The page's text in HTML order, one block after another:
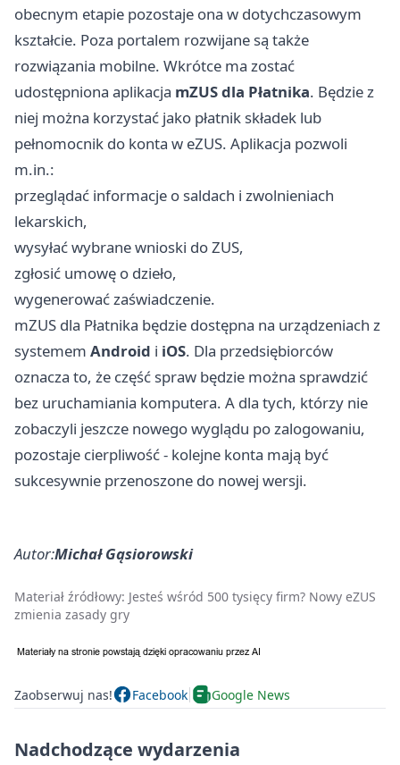
obecnym etapie pozostaje ona w dotychczasowym
kształcie. Poza portalem rozwijane są także
rozwiązania mobilne. Wkrótce ma zostać
udostępniona aplikacja mZUS dla Płatnika. Będzie z
niej można korzystać jako płatnik składek lub
pełnomocnik do konta w eZUS. Aplikacja pozwoli
m.in.:
przeglądać informacje o saldach i zwolnieniach
lekarskich,
wysyłać wybrane wnioski do ZUS,
zgłosić umowę o dzieło,
wygenerować zaświadczenie.
mZUS dla Płatnika będzie dostępna na urządzeniach z
systemem Android i iOS. Dla przedsiębiorców
oznacza to, że część spraw będzie można sprawdzić
bez uruchamiania komputera. A dla tych, którzy nie
zobaczyli jeszcze nowego wyglądu po zalogowaniu,
pozostaje cierpliwość - kolejne konta mają być
sukcesywnie przenoszone do nowej wersji.
Autor:Michał Gąsiorowski
Materiał źródłowy: Jesteś wśród 500 tysięcy firm? Nowy eZUS
zmienia zasady gry
Zaobserwuj nas! Facebook Google News
Nadchodzące wydarzenia